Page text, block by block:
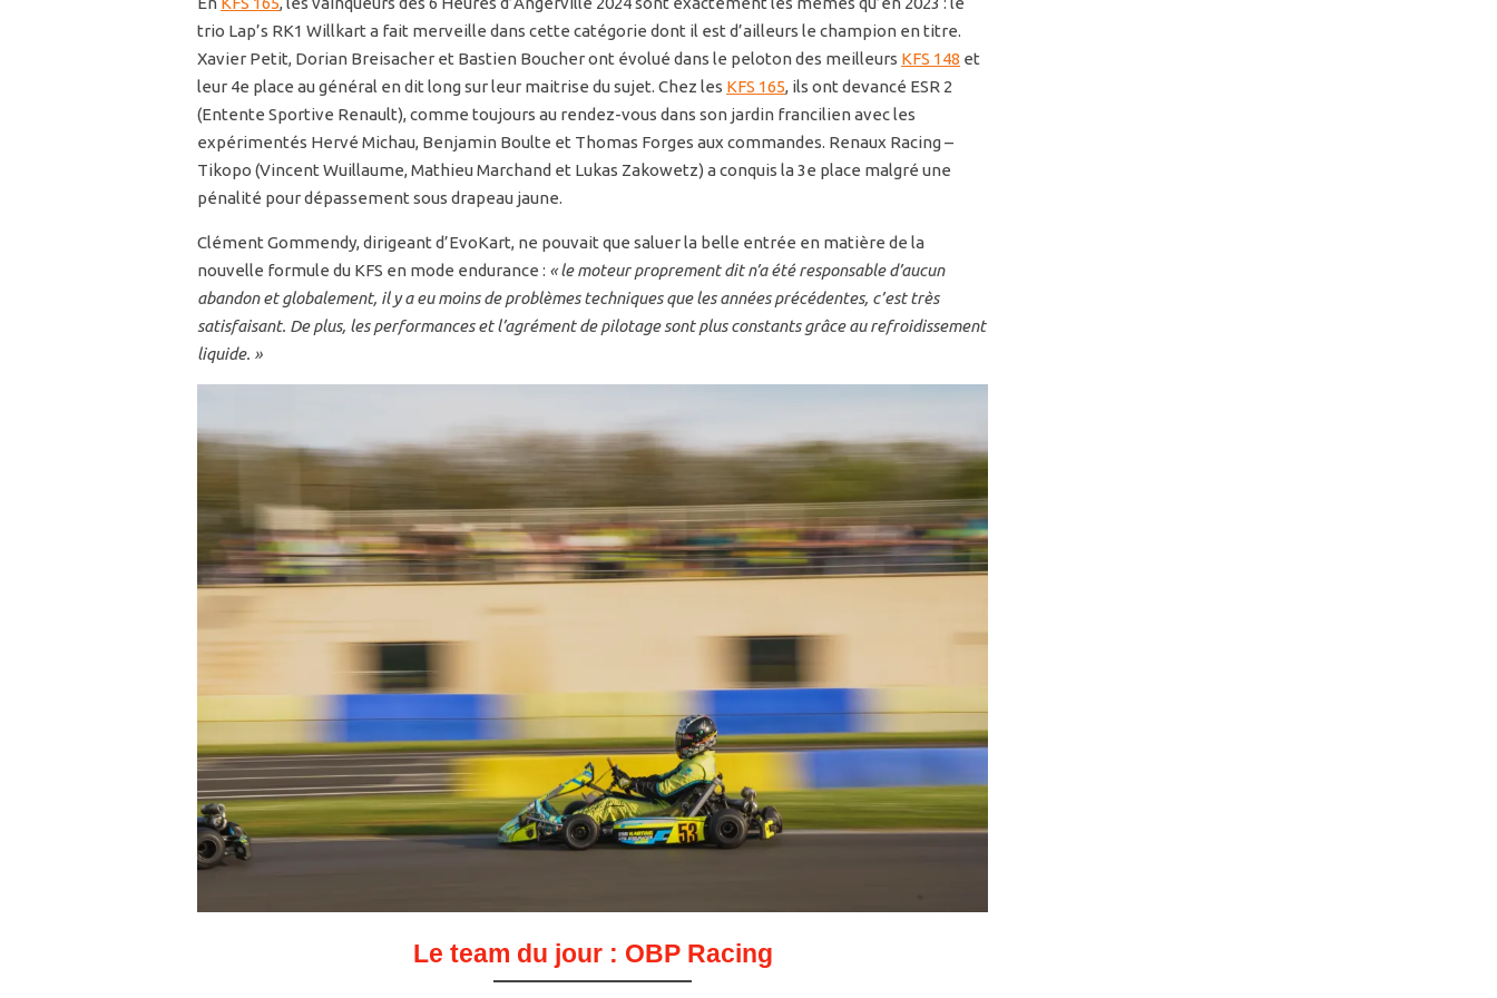
trio Lap’s RK1 Willkart a fait merveille dans cette catégorie dont il est d’ailleurs le champion en titre.
Xavier Petit, Dorian Breisacher et Bastien Boucher ont évolué dans le peloton des meilleurs KFS 148 et
leur 4e place au général en dit long sur leur maitrise du sujet. Chez les KFS 165, ils ont devancé ESR 2
(Entente Sportive Renault), comme toujours au rendez-vous dans son jardin francilien avec les
expérimentés Hervé Michau, Benjamin Boulte et Thomas Forges aux commandes. Renaux Racing –
Tikopo (Vincent Wuillaume, Mathieu Marchand et Lukas Zakowetz) a conquis la 3e place malgré une
pénalité pour dépassement sous drapeau jaune.
Clément Gommendy, dirigeant d’EvoKart, ne pouvait que saluer la belle entrée en matière de la
nouvelle formule du KFS en mode endurance : « le moteur proprement dit n’a été responsable d’aucun
abandon et globalement, il y a eu moins de problèmes techniques que les années précédentes, c’est très
satisfaisant. De plus, les performances et l’agrément de pilotage sont plus constants grâce au refroidissement
liquide. »
Le team du jour : OBP Racing